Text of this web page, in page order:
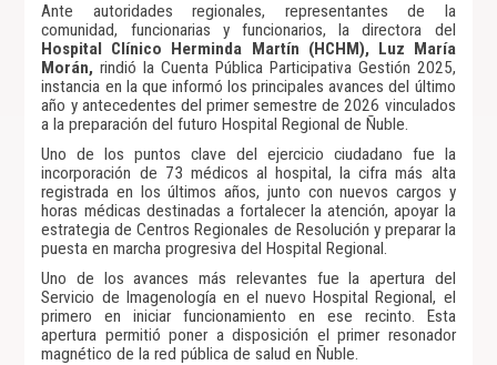
Ante autoridades regionales, representantes de la
comunidad, funcionarias y funcionarios, la directora del
Hospital Clínico Herminda Martín (HCHM), Luz María
Morán, rindió la Cuenta Pública Participativa Gestión 2025,
instancia en la que informó los principales avances del último
año y antecedentes del primer semestre de 2026 vinculados
a la preparación del futuro Hospital Regional de Ñuble.
Uno de los puntos clave del ejercicio ciudadano fue la
incorporación de 73 médicos al hospital, la cifra más alta
registrada en los últimos años, junto con nuevos cargos y
horas médicas destinadas a fortalecer la atención, apoyar la
estrategia de Centros Regionales de Resolución y preparar la
puesta en marcha progresiva del Hospital Regional.
Uno de los avances más relevantes fue la apertura del
Servicio de Imagenología en el nuevo Hospital Regional, el
primero en iniciar funcionamiento en ese recinto. Esta
apertura permitió poner a disposición el primer resonador
magnético de la red pública de salud en Ñuble.